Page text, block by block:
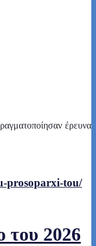
έρευνα
prosoparxi-tou/
του 2026